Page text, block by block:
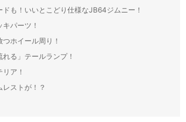
も！いいとこどり仕様なJB64ジムニー！
パーツ！
ホイール周り！
る」テールランプ！
ア！
ストが！？